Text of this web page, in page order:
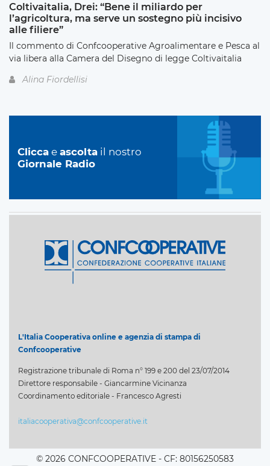
Coltivaitalia, Drei: “Bene il miliardo per
l’agricoltura, ma serve un sostegno più incisivo
alle filiere”
Il commento di Confcooperative Agroalimentare e Pesca al
via libera alla Camera del Disegno di legge Coltivaitalia
Alina Fiordellisi
Clicca e ascolta il nostro
Giornale Radio
L'Italia Cooperativa online e agenzia di stampa di
Confcooperative
Registrazione tribunale di Roma n° 199 e 200 del 23/07/2014
Direttore responsabile - Giancarmine Vicinanza
Coordinamento editoriale - Francesco Agresti
italiacooperativa@confcooperative.it
© 2026 CONFCOOPERATIVE - CF: 80156250583